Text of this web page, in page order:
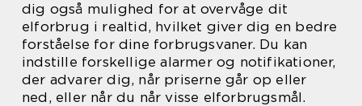
dig også mulighed for at overvåge dit
elforbrug i realtid, hvilket giver dig en bedre
forståelse for dine forbrugsvaner. Du kan
indstille forskellige alarmer og notifikationer,
der advarer dig, når priserne går op eller
ned, eller når du når visse elforbrugsmål.